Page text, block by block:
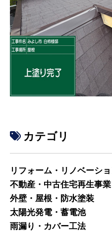
カテゴリ
リフォーム・リノベーシ
不動産・中古住宅再生事業
外壁・屋根・防水塗装
太陽光発電・蓄電池
雨漏り・カバー工法